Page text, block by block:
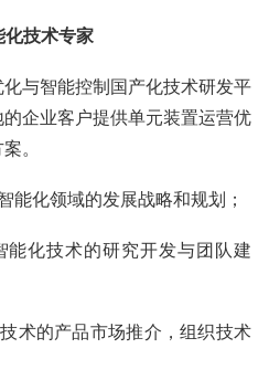
化技术专家
与智能控制国产化技术研发平
企业客户提供单元装置运营优
。
能化领域的发展战略和规划；
能化技术的研究开发与团队建
术的产品市场推介，组织技术